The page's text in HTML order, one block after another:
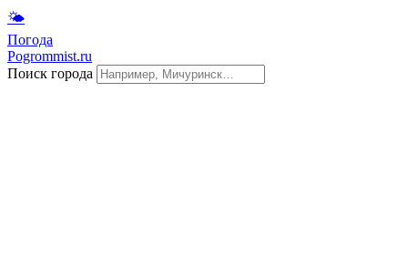
🌤
Погода
Pogrommist.ru
Поиск города